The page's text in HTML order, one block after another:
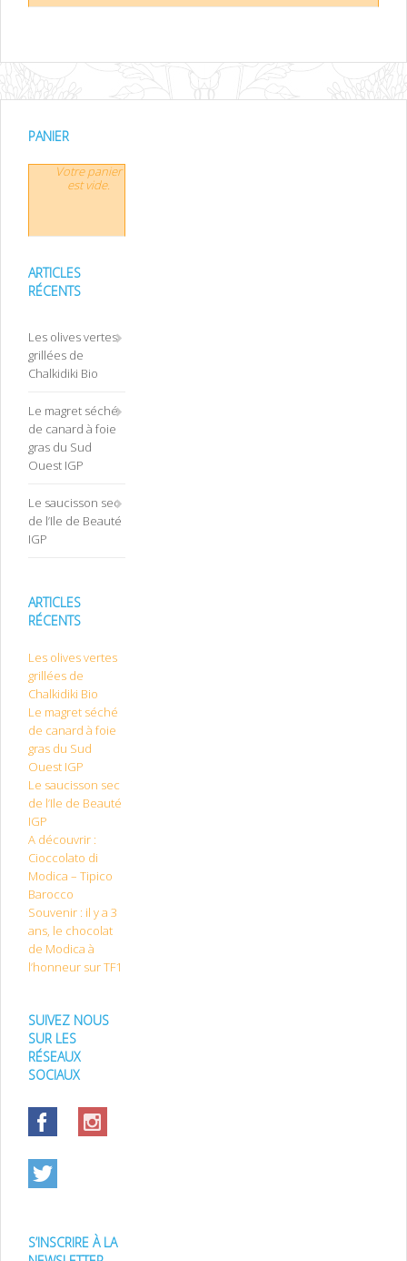
PANIER
Votre panier
est vide.
ARTICLES
RÉCENTS
Les olives vertes
grillées de
Chalkidiki Bio
Le magret séché
de canard à foie
gras du Sud
Ouest IGP
Le saucisson sec
de l’Ile de Beauté
IGP
ARTICLES
RÉCENTS
Les olives vertes
grillées de
Chalkidiki Bio
Le magret séché
de canard à foie
gras du Sud
Ouest IGP
Le saucisson sec
de l’Ile de Beauté
IGP
A découvrir :
Cioccolato di
Modica – Tipico
Barocco
Souvenir : il y a 3
ans, le chocolat
de Modica à
l’honneur sur TF1
SUIVEZ NOUS
SUR LES
RÉSEAUX
SOCIAUX
S’INSCRIRE À LA